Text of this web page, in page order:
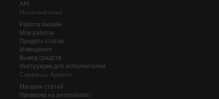
API
Исполнителю
Работа онлайн
Мои работы
Продать статью
Извещения
Вывод средств
Инструкции для исполнителей
Сервисы Адвего
Магазин статей
Проверка на антиплагиат